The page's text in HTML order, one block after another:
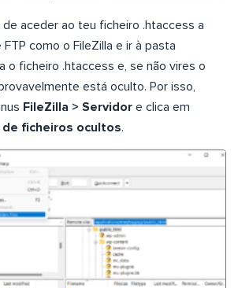
de aceder ao teu ficheiro .htaccess a
como o FileZilla e ir à pasta
o ficheiro .htaccess e, se não vires o
está oculto. Por isso,
FileZilla > Servidor e clica em
de ficheiros ocultos.